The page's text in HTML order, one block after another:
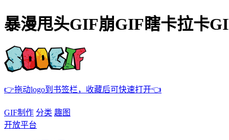
暴漫甩头GIF崩GIF瞎卡拉卡
👉拖动logo到书签栏，收藏后可快速打开👈
GIF制作 分类 趣图
开放平台